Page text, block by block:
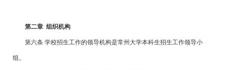
第二章 组织机构
第六条 学校招生工作的领导机构是常州大学本科生招生工作领导小
组。